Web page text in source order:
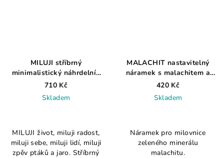
MILUJI stříbrný
minimalistický náhrdelník
se srdíčkem a zirkony
710 Kč
Skladem
MILUJI život, miluji radost,
miluji sebe, miluji lidí, miluji
zpěv ptáků a jaro. Stříbrný
MALACHIT nastavitelný
náramek s malachitem a
říční perlou
420 Kč
Skladem
Náramek pro milovnice
zeleného minerálu
malachitu.